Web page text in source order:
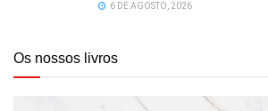
6 DE AGOSTO, 2026
Os nossos livros